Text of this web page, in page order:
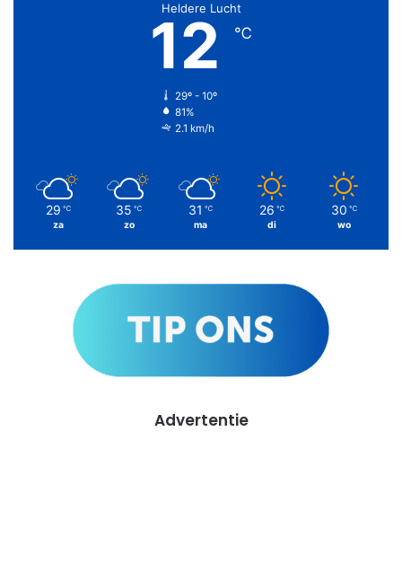
Heldere Lucht
12 ℃
29º - 10º
81%
2.1 km/h
29 ℃
za
35 ℃
zo
31 ℃
ma
26 ℃
di
30 ℃
wo
Advertentie